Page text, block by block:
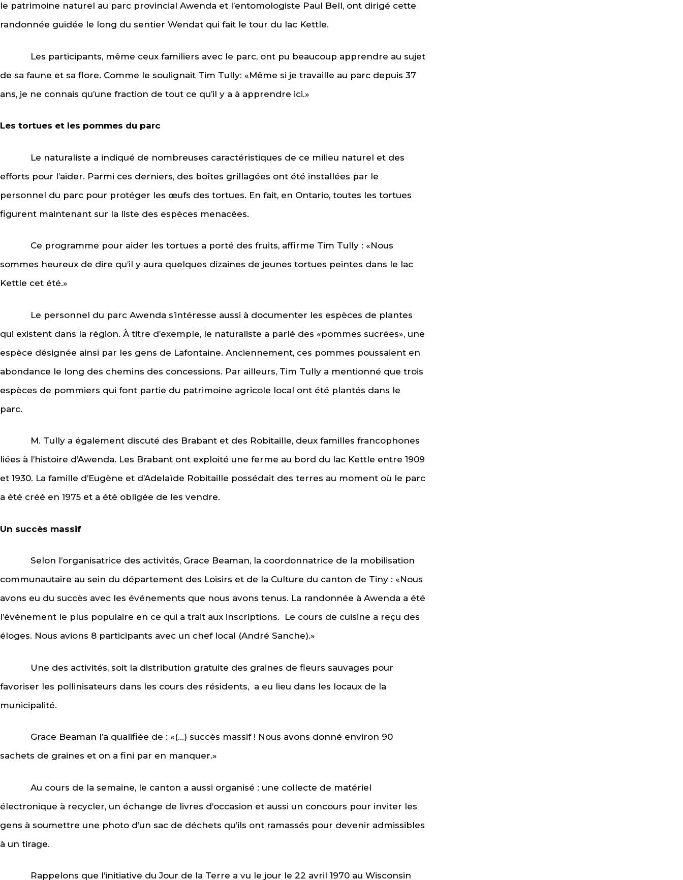
le patrimoine naturel au parc provincial Awenda et l’entomologiste Paul Bell, ont dirigé cette
randonnée guidée le long du sentier Wendat qui fait le tour du lac Kettle.
Les participants, même ceux familiers avec le parc, ont pu beaucoup apprendre au sujet
de sa faune et sa flore. Comme le soulignait Tim Tully: «Même si je travaille au parc depuis 37
ans, je ne connais qu’une fraction de tout ce qu’il y a à apprendre ici.»
Les tortues et les pommes du parc
Le naturaliste a indiqué de nombreuses caractéristiques de ce milieu naturel et des
efforts pour l’aider. Parmi ces derniers, des boîtes grillagées ont été installées par le
personnel du parc pour protéger les œufs des tortues. En fait, en Ontario, toutes les tortues
figurent maintenant sur la liste des espèces menacées.
Ce programme pour aider les tortues a porté des fruits, affirme Tim Tully : «Nous
sommes heureux de dire qu’il y aura quelques dizaines de jeunes tortues peintes dans le lac
Kettle cet été.»
Le personnel du parc Awenda s’intéresse aussi à documenter les espèces de plantes
qui existent dans la région. À titre d’exemple, le naturaliste a parlé des «pommes sucrées», une
espèce désignée ainsi par les gens de Lafontaine. Anciennement, ces pommes poussaient en
abondance le long des chemins des concessions. Par ailleurs, Tim Tully a mentionné que trois
espèces de pommiers qui font partie du patrimoine agricole local ont été plantés dans le
parc.
M. Tully a également discuté des Brabant et des Robitaille, deux familles francophones
liées à l’histoire d’Awenda. Les Brabant ont exploité une ferme au bord du lac Kettle entre 1909
et 1930. La famille d’Eugène et d’Adelaïde Robitaille possédait des terres au moment où le parc
a été créé en 1975 et a été obligée de les vendre.
Un succès massif
Selon l’organisatrice des activités, Grace Beaman, la coordonnatrice de la mobilisation
communautaire au sein du département des Loisirs et de la Culture du canton de Tiny : «Nous
avons eu du succès avec les événements que nous avons tenus. La randonnée à Awenda a été
l’événement le plus populaire en ce qui a trait aux inscriptions. Le cours de cuisine a reçu des
éloges. Nous avions 8 participants avec un chef local (André Sanche).»
Une des activités, soit la distribution gratuite des graines de fleurs sauvages pour
favoriser les pollinisateurs dans les cours des résidents, a eu lieu dans les locaux de la
municipalité.
Grace Beaman l’a qualifiée de : «(…) succès massif ! Nous avons donné environ 90
sachets de graines et on a fini par en manquer.»
Au cours de la semaine, le canton a aussi organisé : une collecte de matériel
électronique à recycler, un échange de livres d’occasion et aussi un concours pour inviter les
gens à soumettre une photo d’un sac de déchets qu’ils ont ramassés pour devenir admissibles
à un tirage.
Rappelons que l’initiative du Jour de la Terre a vu le jour le 22 avril 1970 au Wisconsin